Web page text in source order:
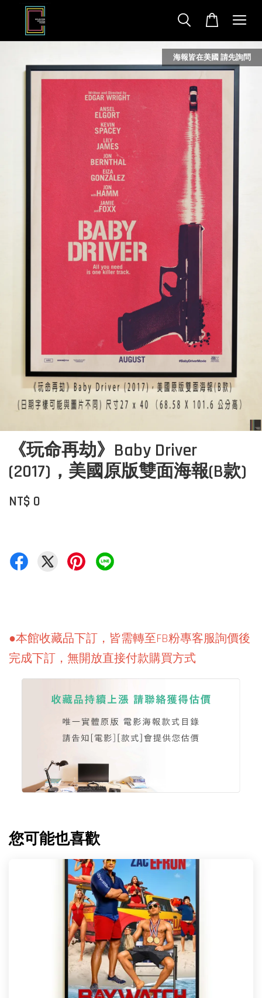
海報皆在美國 請先詢問
《玩命再劫》Baby Driver
(2017)，美國原版雙面海報(B款)
NT$ 0
●本館收藏品下訂，皆需轉至FB粉專客服詢價後
完成下訂，無開放直接付款購買方式
您可能也喜歡